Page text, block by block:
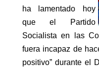
ha lamentado hoy
que el Partido
Socialista en las
fuera incapaz de
positivo” durante el